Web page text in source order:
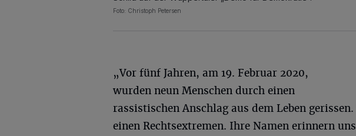
Foto: Christoph Petersen
„Vor fünf Jahren, am 19. Februar 2020,
wurden neun Menschen durch einen
rassistischen Anschlag aus dem Leben
einen Rechtsextremen. Ihre Namen erinnern